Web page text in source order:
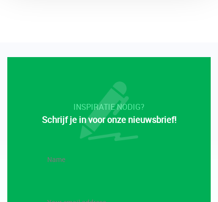
INSPIRATIE NODIG?
Schrijf je in voor onze nieuwsbrief!